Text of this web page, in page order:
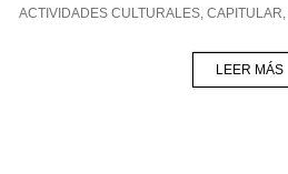
ACTIVIDADES CULTURALES, CAPITULAR,
LEER MÁS